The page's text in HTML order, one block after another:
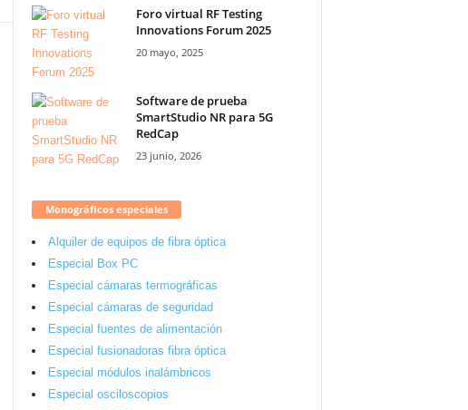
Foro virtual RF Testing
Innovations Forum 2025
20 mayo, 2025
Software de prueba
SmartStudio NR para 5G
RedCap
23 junio, 2026
Monográficos especiales
Alquiler de equipos de fibra óptica
Especial Box PC
Especial cámaras termográficas
Especial cámaras de seguridad
Especial fuentes de alimentación
Especial fusionadoras fibra óptica
Especial módulos inalámbricos
Especial osciloscopios